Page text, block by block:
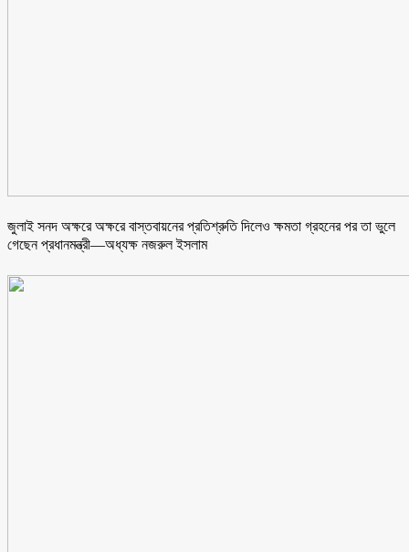
জুলাই সনদ অক্ষরে অক্ষরে বাস্তবায়নের প্রতিশ্রুতি দিলেও ক্ষমতা গ্রহনের পর তা ভুলে
গেছেন প্রধানমন্ত্রী—অধ্যক্ষ নজরুল ইসলাম